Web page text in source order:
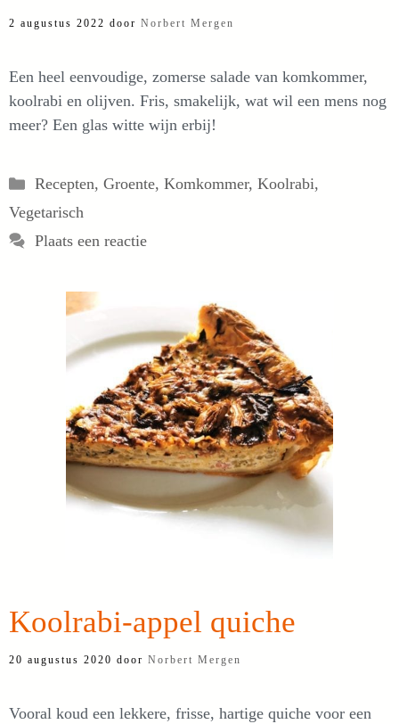
2 augustus 2022 door Norbert Mergen
Een heel eenvoudige, zomerse salade van komkommer,
koolrabi en olijven. Fris, smakelijk, wat wil een mens nog
meer? Een glas witte wijn erbij!
Categorieën
Recepten, Groente, Komkommer, Koolrabi,
Vegetarisch
Plaats een reactie
Koolrabi-appel quiche
20 augustus 2020 door Norbert Mergen
Vooral koud een lekkere, frisse, hartige quiche voor een